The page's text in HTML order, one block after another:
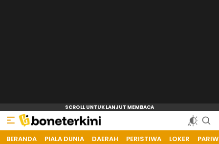
BERANDA PIALA DUNIA DAERAH PERISTIWA LOKER